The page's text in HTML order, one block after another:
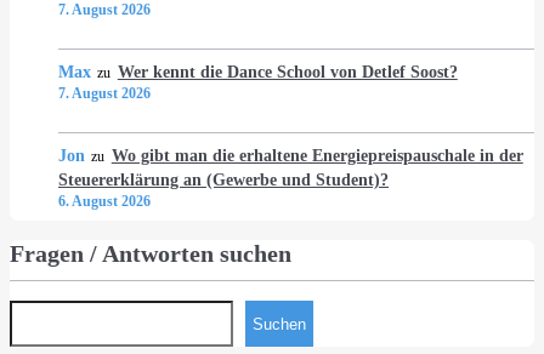
7. August 2026
Max zu Wer kennt die Dance School von Detlef Soost?
7. August 2026
Jon zu Wo gibt man die erhaltene Energiepreispauschale in der
Steuererklärung an (Gewerbe und Student)?
6. August 2026
Fragen / Antworten suchen
Suchen